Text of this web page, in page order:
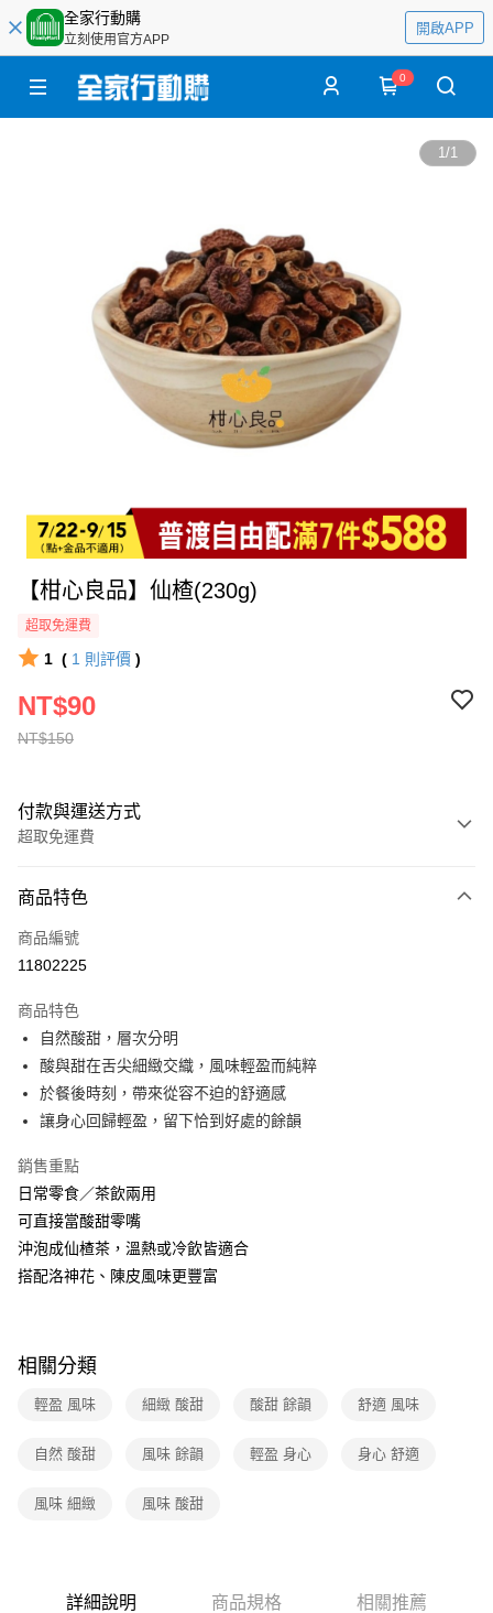
全家行動購
立刻使用官方APP
開啟APP
0
1/1
【柑心良品】仙楂(230g)
超取免運費
1 ( 1 則評價 )
NT$150
NT$90
付款與運送方式
超取免運費
全家線上支付
超商取貨付款
運送方式
全家取貨付款
免運費
常溫-付款後全家取貨
商品特色
商品編號
11802225
商品特色
自然酸甜，層次分明
酸與甜在舌尖細緻交織，風味輕盈而純粹
於餐後時刻，帶來從容不迫的舒適感
讓身心回歸輕盈，留下恰到好處的餘韻
銷售重點
日常零食／茶飲兩用
可直接當酸甜零嘴
沖泡成仙楂茶，溫熱或冷飲皆適合
搭配洛神花、陳皮風味更豐富
相關分類
輕盈 風味 細緻 酸甜 酸甜 餘韻 舒適 風味
自然 酸甜 風味 餘韻 輕盈 身心 身心 舒適
風味 細緻 風味 酸甜
詳細說明 商品規格 相關推薦